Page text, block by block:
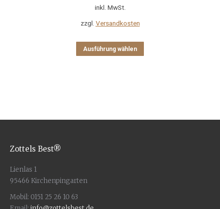
inkl. MwSt.
zzgl. Versandkosten
Ausführung wählen
Produkt
Zottels Best®
Lienlas 1
95466 Kirchenpingarten
Mobil: 0151 25 26 10 63